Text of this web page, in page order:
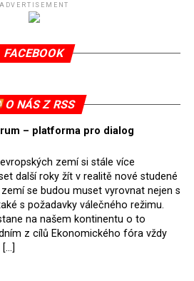
1944–1956) vydaný v
stran a stala se mimořádnou
za nezávislost – těch, kteří se
bestsellerem a na
prakticky nesehnatelná.
protikomunistického odboje
Badatelé museli sečíst ty, kteří
aktivit, padli v bojích
věznicích, a také odhadnout
poskytovali pomoc a
rolníci a drobná šlechta.
ADVERTISEMENT
FACEBOOK
O NÁS Z RSS
– platforma pro dialog
zemí si stále více
další roky žít v realitě nové studené
se budou muset vyrovnat nejen s
s požadavky válečného režimu.
na našem kontinentu o to
z cílů Ekonomického fóra vždy